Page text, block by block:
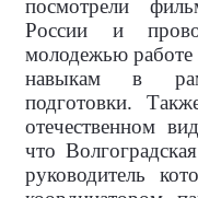
посмотрели
России и
молодежью
навыкам в
подготовки.
отечественном
что
руководитель